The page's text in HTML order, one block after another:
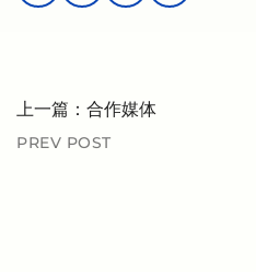
上一篇： 合作媒体
PREV POST